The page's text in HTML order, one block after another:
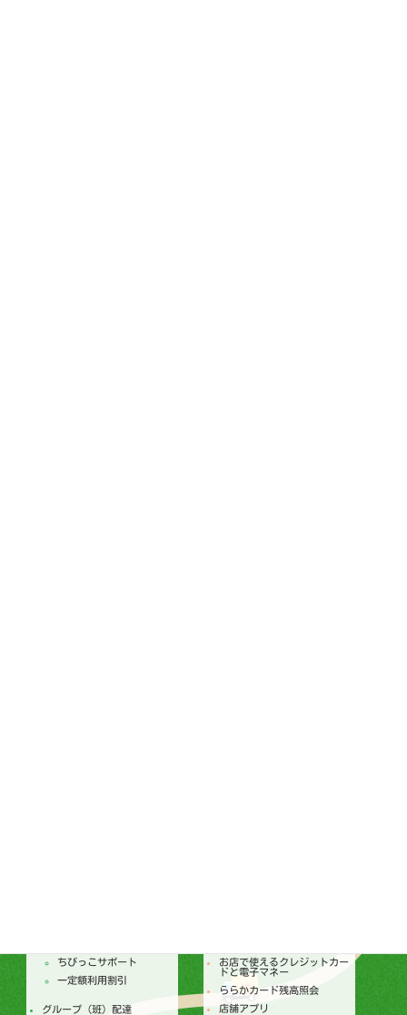
ちびっこサポート
一定額利用割引
グループ（班）配達
お店で使えるクレジットカー
ドと電子マネー
ららかカード残高照会
店舗アプリ